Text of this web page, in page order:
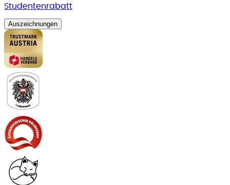
Studentenrabatt
Auszeichnungen